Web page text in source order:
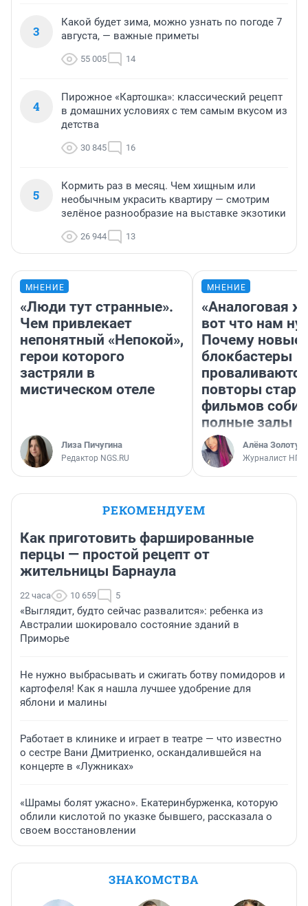
3
Какой будет зима, можно узнать по погоде 7
августа, — важные приметы
55 005 14
4
Пирожное «Картошка»: классический рецепт
в домашних условиях с тем самым вкусом из
детства
30 845 16
5
Кормить раз в месяц. Чем хищным или
необычным украсить квартиру — смотрим
зелёное разнообразие на выставке экзотики
26 944 13
МНЕНИЕ
«Люди тут странные».
Чем привлекает
непонятный «Непокой»,
герои которого
застряли в
мистическом отеле
Лиза Пичугина
Редактор NGS.RU
МНЕНИЕ
«Аналоговая
вот что нам
Почему новые
блокбастеры
повторы
фильмов
полные залы
Алёна
Журналист НГС
РЕКОМЕНДУЕМ
Как приготовить фаршированные
перцы — простой рецепт от
жительницы Барнаула
22 часа 10 659 5
«Выглядит, будто сейчас развалится»: ребенка из
Австралии шокировало состояние зданий в
Приморье
Не нужно выбрасывать и сжигать ботву помидоров и
картофеля! Как я нашла лучшее удобрение для
яблони и малины
Работает в клинике и играет в театре — что известно
о сестре Вани Дмитриенко, оскандалившейся на
концерте в «Лужниках»
«Шрамы болят ужасно». Екатеринбурженка, которую
облили кислотой по указке бывшего, рассказала о
своем восстановлении
ЗНАКОМСТВА